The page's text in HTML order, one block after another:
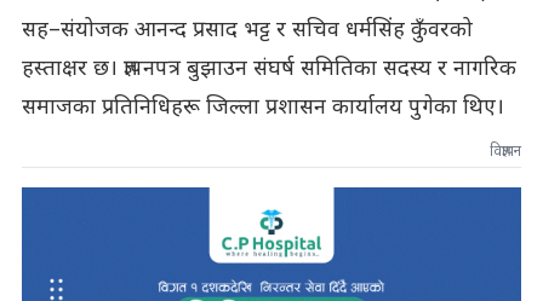
सह–संयोजक आनन्द प्रसाद भट्ट र सचिव धर्मसिंह कुँवरको
हस्ताक्षर छ। ज्ञापनपत्र बुझाउन संघर्ष समितिका सदस्य र नागरिक
समाजका प्रतिनिधिहरू जिल्ला प्रशासन कार्यालय पुगेका थिए।
विज्ञापन